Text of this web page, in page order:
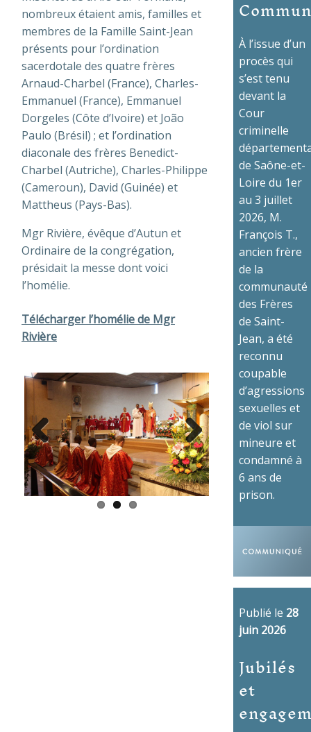
nombreux étaient amis, familles et
membres de la Famille Saint-Jean
présents pour l’ordination
sacerdotale des quatre frères
Arnaud-Charbel (France), Charles-
Emmanuel (France), Emmanuel
Dorgeles (Côte d’Ivoire) et João
Paulo (Brésil) ; et l’ordination
diaconale des frères Benedict-
Charbel (Autriche), Charles-Philippe
(Cameroun), David (Guinée) et
Mattheus (Pays-Bas).
Mgr Rivière, évêque d’Autun et
Ordinaire de la congrégation,
présidait la messe dont voici
l’homélie.
Télécharger l’homélie de Mgr
Rivière
Previous Next
À l’issue d’un
procès qui
s’est tenu
devant la
Cour
criminelle
de Saône-et-
Loire du 1er
au 3 juillet
2026, M.
François T.,
ancien frère
de la
communauté
des Frères
de Saint-
Jean, a été
reconnu
coupable
d’agressions
sexuelles et
de viol sur
mineure et
condamné à
6 ans de
prison.
Publié le 28
juin 2026
Jubilés
et